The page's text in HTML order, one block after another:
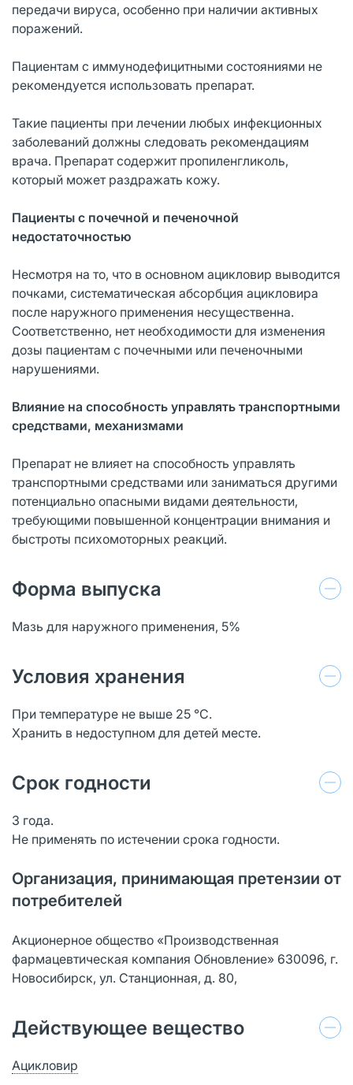
передачи вируса, особенно при наличии активных
поражений.
Пациентам с иммунодефицитными состояниями не
рекомендуется использовать препарат.
Такие пациенты при лечении любых инфекционных
заболеваний должны следовать рекомендациям
врача. Препарат содержит пропиленгликоль,
который может раздражать кожу.
Пациенты с почечной и печеночной
недостаточностью
Несмотря на то, что в основном ацикловир выводится
почками, систематическая абсорбция ацикловира
после наружного применения несущественна.
Соответственно, нет необходимости для изменения
дозы пациентам с почечными или печеночными
нарушениями.
Влияние на способность управлять транспортными
средствами, механизмами
Препарат не влияет на способность управлять
транспортными средствами или заниматься другими
потенциально опасными видами деятельности,
требующими повышенной концентрации внимания и
быстроты психомоторных реакций.
Форма выпуска
Мазь для наружного применения, 5%
Условия хранения
При температуре не выше 25 °C.
Хранить в недоступном для детей месте.
Срок годности
3 года.
Не применять по истечении срока годности.
Организация, принимающая претензии от
потребителей
Акционерное общество «Производственная
фармацевтическая компания Обновление» 630096, г.
Новосибирск, ул. Станционная, д. 80,
Действующее вещество
Ацикловир